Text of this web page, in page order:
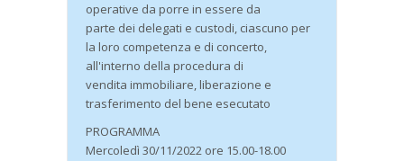
operative da porre in essere da
parte dei delegati e custodi, ciascuno per
la loro competenza e di concerto,
all'interno della procedura di
vendita immobiliare, liberazione e
trasferimento del bene esecutato
PROGRAMMA
Mercoledì 30/11/2022 ore 15.00-18.00